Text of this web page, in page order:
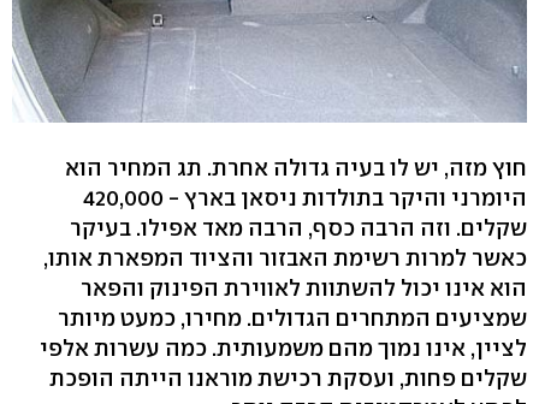
חוץ מזה, יש לו בעיה גדולה אחרת. תג המחיר הוא
היומרני והיקר בתולדות ניסאן בארץ - 420,000
שקלים. וזה הרבה כסף, הרבה מאד אפילו. בעיקר
כאשר למרות רשימת האבזור והציוד המפארת אותו,
הוא אינו יכול להשתוות לאווירת הפינוק והפאר
שמציעים המתחרים הגדולים. מחירו, כמעט מיותר
לציין, אינו נמוך מהם משמעותית. כמה עשרות אלפי
שקלים פחות, ועסקת רכישת מוראנו הייתה הופכת